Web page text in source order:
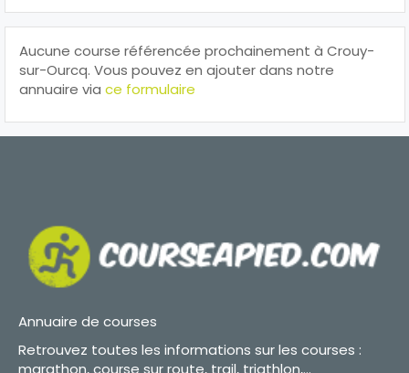
Aucune course référencée prochainement à Crouy-
sur-Ourcq. Vous pouvez en ajouter dans notre
annuaire via ce formulaire
Annuaire de courses
Retrouvez toutes les informations sur les courses :
marathon, course sur route, trail, triathlon,...